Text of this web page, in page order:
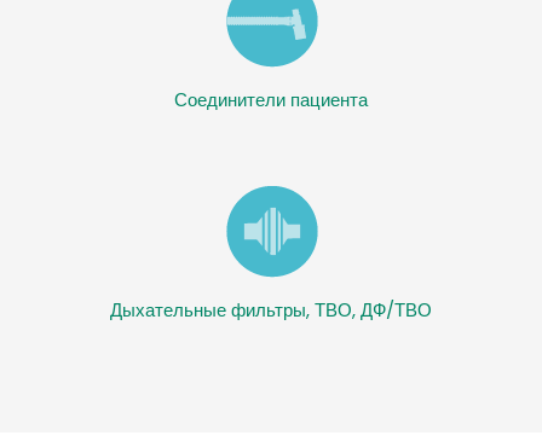
Соединители пациента
Дыхательные фильтры, ТВО, ДФ/ТВО